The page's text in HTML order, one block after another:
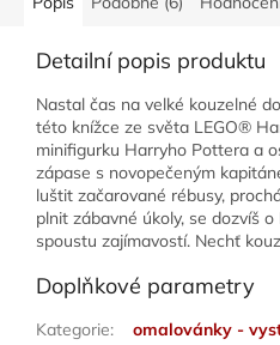
Detailní popis produktu
Nastal čas na velké kouzelné
této knížce ze světa LEGO®
minifigurku Harryho Pottera a
zápase s novopečeným
luštit začarované rébusy,
plnit zábavné úkoly, se dozvíš
spoustu zajímavostí. Nechť
Doplňkové parametry
Kategorie:
omalovánky -